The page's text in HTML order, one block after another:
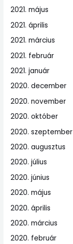
2021. május
2021. április
2021. március
2021. február
2021. január
2020. december
2020. november
2020. október
2020. szeptember
2020. augusztus
2020. július
2020. június
2020. május
2020. április
2020. március
2020. február